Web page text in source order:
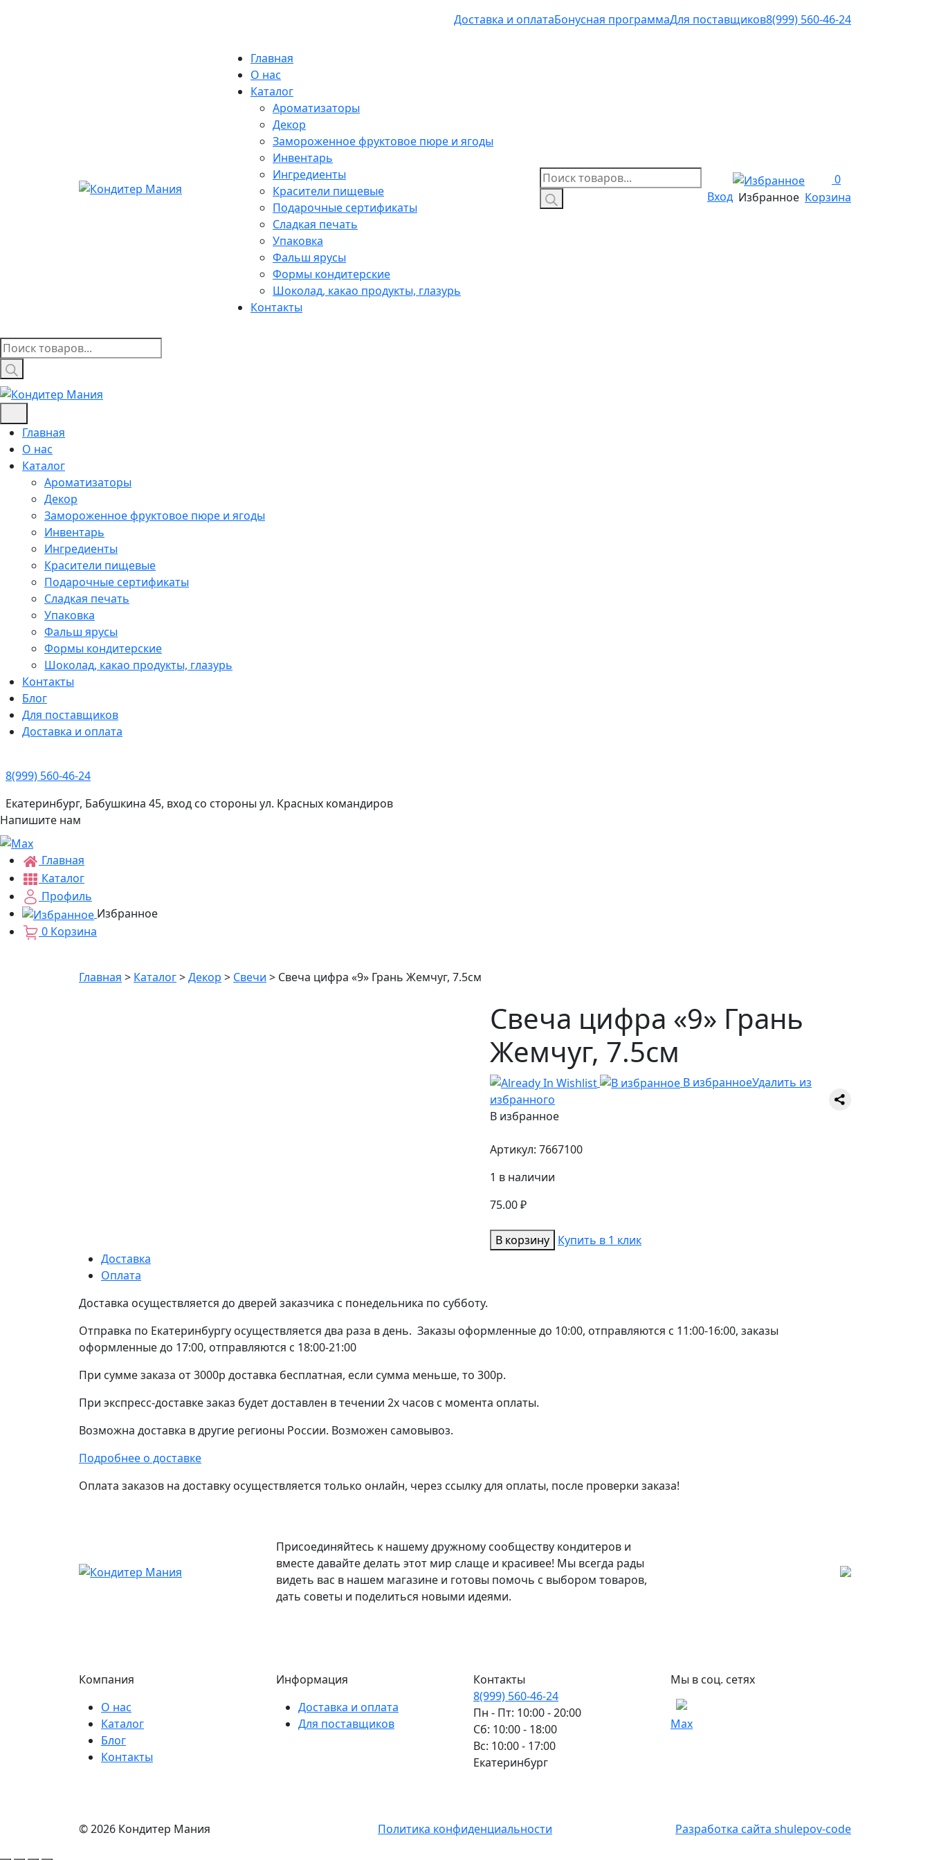
Доставка и оплатаБонусная программаДля поставщиков8(999) 560-46-24
Главная
О нас
Каталог
Ароматизаторы
Декор
Замороженное фруктовое пюре и ягоды
Инвентарь
Ингредиенты
Красители пищевые
Подарочные сертификаты
Сладкая печать
Упаковка
Фальш ярусы
Формы кондитерские
Шоколад, какао продукты, глазурь
Контакты
Поиск
товаров
Вход Избранное
0
Корзина
Поиск
товаров
Главная
О нас
Каталог
Ароматизаторы
Декор
Замороженное фруктовое пюре и ягоды
Инвентарь
Ингредиенты
Красители пищевые
Подарочные сертификаты
Сладкая печать
Упаковка
Фальш ярусы
Формы кондитерские
Шоколад, какао продукты, глазурь
Контакты
Блог
Для поставщиков
Доставка и оплата
8(999) 560-46-24
Екатеринбург, Бабушкина 45, вход со стороны ул. Красных командиров
Напишите нам
Главная
Каталог
Профиль
Избранное
0 Корзина
Главная > Каталог>Декор > Свечи > Свеча цифра «9» Грань Жемчуг, 7.5см
Свеча цифра «9» Грань
Жемчуг, 7.5см
В избранноеУдалить из
избранного
В избранное
Артикул: 7667100
1 в наличии
75.00₽
Количество
товара
Жемчуг,
В корзину Купить в 1 клик
Доставка
Оплата
Доставка осуществляется до дверей заказчика с понедельника по субботу.
Отправка по Екатеринбургу осуществляется два раза в день. Заказы оформленные до 10:00, отправляются с 11:00-16:00, заказы
оформленные до 17:00, отправляются с 18:00-21:00
При сумме заказа от 3000р доставка бесплатная, если сумма меньше, то 300р.
При экспресс-доставке заказ будет доставлен в течении 2х часов с момента оплаты.
Возможна доставка в другие регионы России. Возможен самовывоз.
Подробнее о доставке
Оплата заказов на доставку осуществляется только онлайн, через ссылку для оплаты, после проверки заказа!
Присоединяйтесь к нашему дружному сообществу кондитеров и
вместе давайте делать этот мир слаще и красивее! Мы всегда рады
видеть вас в нашем магазине и готовы помочь с выбором товаров,
дать советы и поделиться новыми идеями.
Компания
О нас
Каталог
Блог
Контакты
Информация
Доставка и оплата
Для поставщиков
Контакты
8(999) 560-46-24
Пн - Пт: 10:00 - 20:00
Сб: 10:00 - 18:00
Вс: 10:00 - 17:00
Екатеринбург
Мы в соц. сетях
Max
© 2026 Кондитер Мания Политика конфиденциальности Разработка сайта shulepov-code